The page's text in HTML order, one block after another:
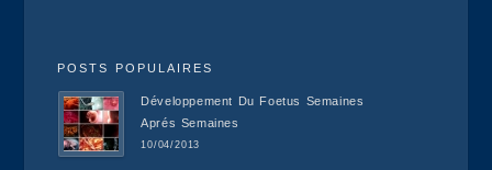
POSTS POPULAIRES
Développement Du Foetus Semaines
Aprés Semaines
10/04/2013